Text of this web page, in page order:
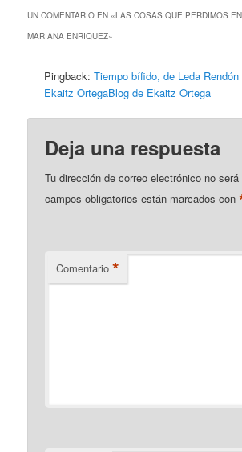
UN COMENTARIO EN «LAS COSAS QUE PERDIMOS
MARIANA ENRIQUEZ»
Pingback:Tiempo bífido, de Leda
Ekaitz OrtegaBlog de Ekaitz Ortega
Deja una respuesta
Tu dirección de correo electrónico no será
campos obligatorios están marcados con
Comentario *